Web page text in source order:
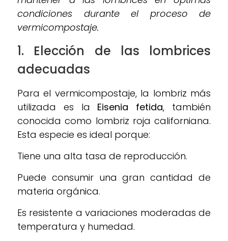
condiciones durante el proceso de
vermicompostaje.
1. Elección de las lombrices
adecuadas
Para el vermicompostaje, la lombriz más
utilizada es la Eisenia fetida, también
conocida como lombriz roja californiana.
Esta especie es ideal porque:
Tiene una alta tasa de reproducción.
Puede consumir una gran cantidad de
materia orgánica.
Es resistente a variaciones moderadas de
temperatura y humedad.